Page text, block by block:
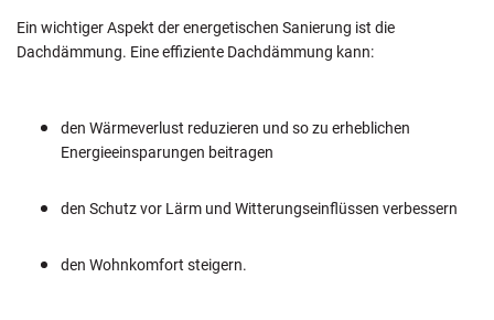
Ein wichtiger Aspekt der energetischen Sanierung ist die
Dachdämmung. Eine effiziente Dachdämmung kann:
den Wärmeverlust reduzieren und so zu erheblichen
Energieeinsparungen beitragen
den Schutz vor Lärm und Witterungseinflüssen verbessern
den Wohnkomfort steigern.